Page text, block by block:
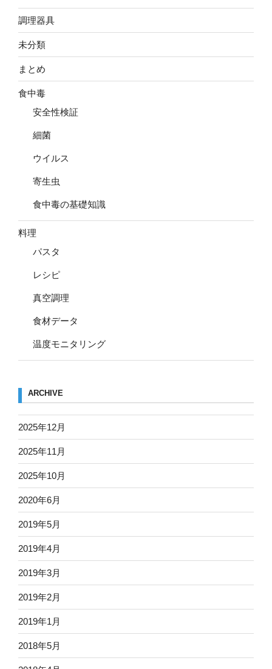
調理器具
未分類
まとめ
食中毒
安全性検証
細菌
ウイルス
寄生虫
食中毒の基礎知識
料理
パスタ
レシピ
真空調理
食材データ
温度モニタリング
ARCHIVE
2025年12月
2025年11月
2025年10月
2020年6月
2019年5月
2019年4月
2019年3月
2019年2月
2019年1月
2018年5月